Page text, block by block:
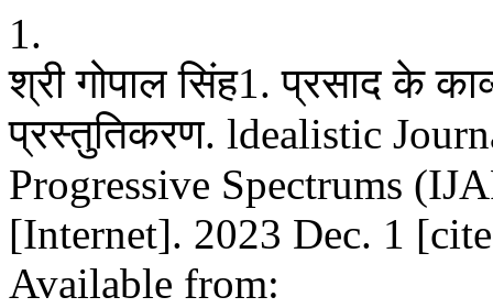
1.
श्री गोपाल सिंह1. प्रसाद के
प्रस्तुतिकरण. ldealistic
Progressive Spectrums
[Internet]. 2023 Dec. 1
Available from: